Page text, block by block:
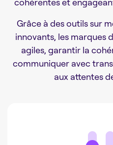
Grâce à des outils sur
innovants, les marques
agiles, garantir la
communiquer avec
aux attentes